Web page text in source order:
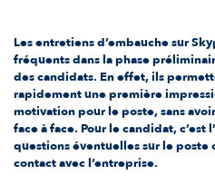
Les entretiens d’embauche sur
fréquents dans la phase
des candidats. En effet, ils
rapidement une première
motivation pour le poste, sans
face à face. Pour le candidat, c’est
questions éventuelles sur le poste
contact avec l’entreprise.